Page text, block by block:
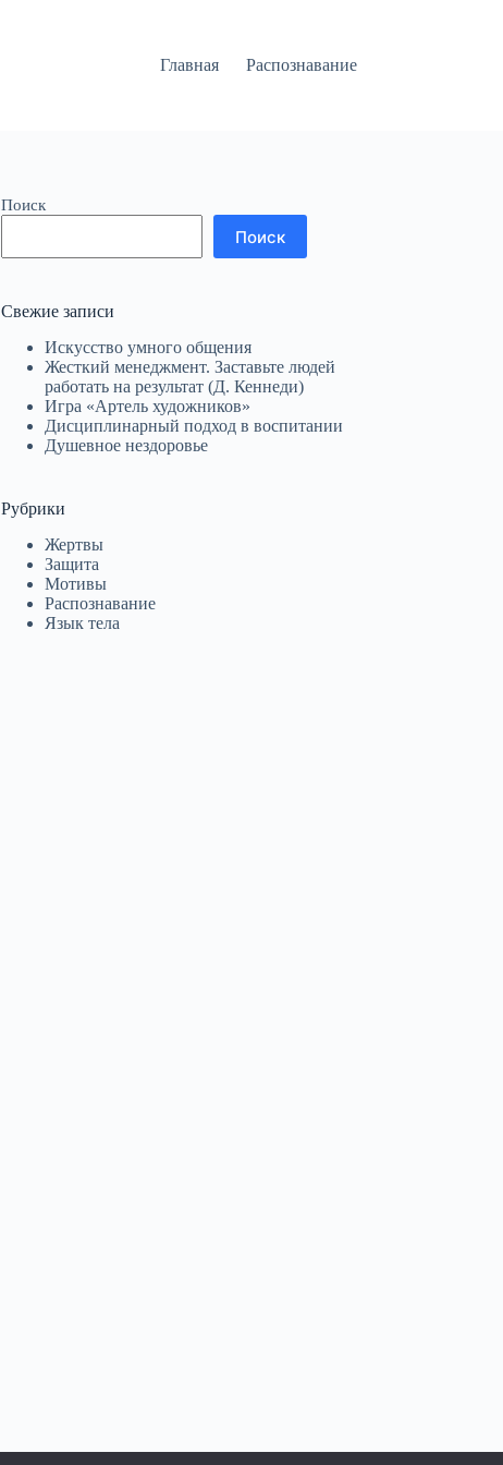
Главная Распознавание
Поиск
Поиск
Свежие записи
Искусство умного общения
Жесткий менеджмент. Заставьте людей
работать на результат (Д. Кеннеди)
Игра «Артель художников»
Дисциплинарный подход в воспитании
Душевное нездоровье
Рубрики
Жертвы
Защита
Мотивы
Распознавание
Язык тела